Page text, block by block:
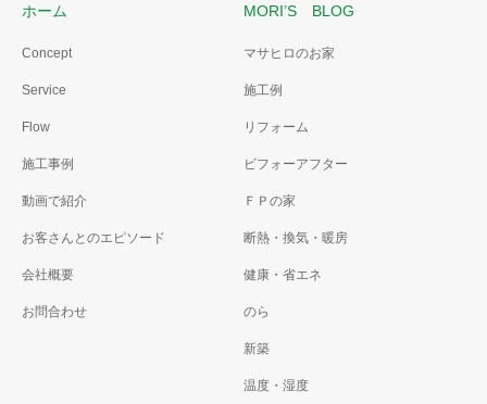
ホーム
Concept
Service
Flow
施工事例
動画で紹介
お客さんとのエピソード
会社概要
お問合わせ
MORI’S BLOG
マサヒロのお家
施工例
リフォーム
ビフォーアフター
ＦＰの家
断熱・換気・暖房
健康・省エネ
のら
新築
温度・湿度